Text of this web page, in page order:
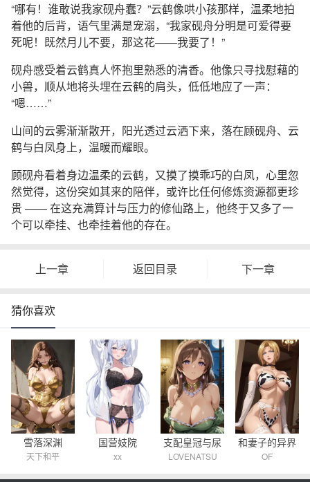
“哪有！谁敢说我家砚舟蠢？”云鹤像哄小孩那样，温柔地拍
着他的后背，语气里满是宠溺，“我家砚舟分明是可爱得要
死呢！既然月儿不要，那这花——我要了！”
砚舟感受着云鹤真人怀抱里熟悉的清香。他像只寻找慰藉的
小兽，顺从地将头埋在云鹤的肩头，低低地应了一声：
“嗯……”
山间的云雾渐渐散开，阳光透过云洒下来，落在顾砚舟、云
鹤与白凤身上，温暖而耀眼。
顾砚舟看着身边温柔的云鹤，又摸了摸乖巧的白凤，心里忽
然觉得，这份突如其来的陪伴，或许比任何修炼资源都更珍
贵 —— 在这充满算计与压力的修仙路上，他终于又多了一
个可以牵挂、也牵挂着他的存在。
上一章 返回目录 下一章
猜你喜欢
雪落深渊
天下和平
国营妓院
xx
支配皇冠与尿
壶公主
LOVENATSU
和妻子的异界
之旅
OF